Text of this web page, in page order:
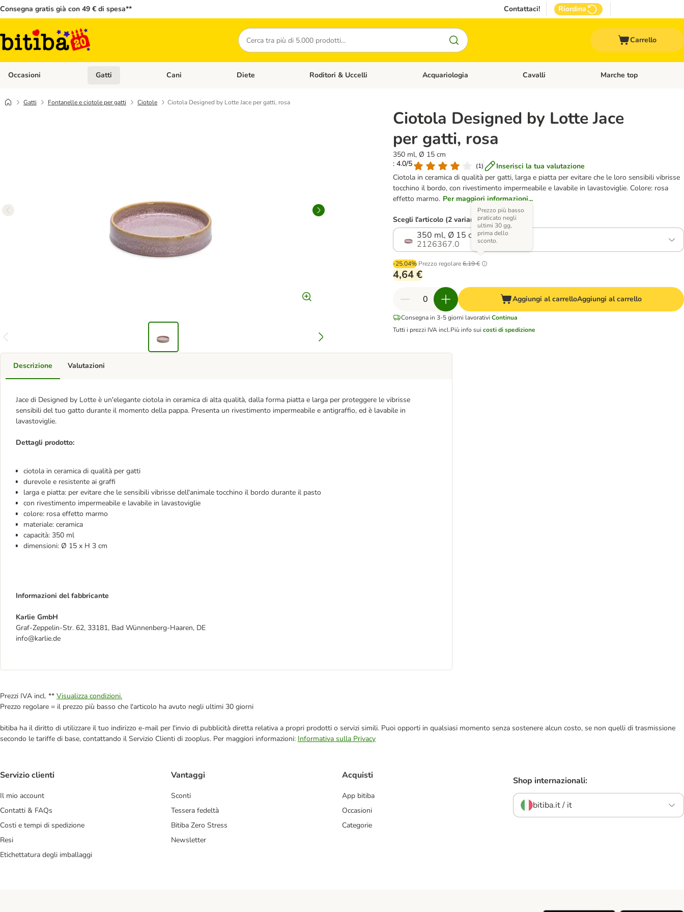
Consegna gratis già con 49 € di spesa** Contattaci! Riordina
Cerca
Carrello
Occasioni Apri Menù Categoria: Occasioni
Gatti Apri Menù Categoria: Gatti
Cani Apri Menù Categoria: Cani
Diete Apri Menù Categoria: Diete
Roditori & Uccelli Apri Menù Categoria: Roditori & Uccelli
Acquariologia Apri Menù Categoria: Acquariologia
Cavalli Apri Menù Categoria: Cavalli
Marche top
Gatti Fontanelle e ciotole per gatti Ciotole Ciotola Designed by Lotte Jace per gatti, rosa
Ciotola Designed by Lotte Jace
per gatti, rosa
350 ml, Ø 15 cm
: 4.0/5
(1)
Inserisci la tua valutazione
Ciotola in ceramica di qualità per gatti, larga e piatta per evitare che le loro sensibili vibrisse
tocchino il bordo, con rivestimento impermeabile e lavabile in lavastoviglie. Colore: rosa
effetto marmo. Per maggiori informazioni...
Scegli l'articolo (2 varianti)
350 ml, Ø 15 cm
2126367.0
-25.04% Prezzo regolare 6,19 €
Prezzo più basso
praticato negli
ultimi 30 gg,
prima dello
sconto.
4,64 €
Aggiungi al carrelloAggiungi al carrello
Consegna in 3-5 giorni lavorativi Continua
Tutti i prezzi IVA incl.Più info suicosti di spedizione
Descrizione
Jace di Designed by Lotte è un'elegante ciotola in ceramica di alta qualità, dalla forma piatta e larga per proteggere le vibrisse
sensibili del tuo gatto durante il momento della pappa. Presenta un rivestimento impermeabile e antigraffio, ed è lavabile in
lavastoviglie.
Dettagli prodotto:
ciotola in ceramica di qualità per gatti
durevole e resistente ai graffi
larga e piatta: per evitare che le sensibili vibrisse dell'animale tocchino il bordo durante il pasto
con rivestimento impermeabile e lavabile in lavastoviglie
colore: rosa effetto marmo
materiale: ceramica
capacità: 350 ml
dimensioni: Ø 15 x H 3 cm
Informazioni del fabbricante
Karlie GmbH
Graf-Zeppelin-Str. 62, 33181, Bad Wünnenberg-Haaren, DE
info@karlie.de
Valutazioni
Prezzi IVA incl. ** Visualizza condizioni.
Prezzo regolare = il prezzo più basso che l'articolo ha avuto negli ultimi 30 giorni
bitiba ha il diritto di utilizzare il tuo indirizzo e-mail per l'invio di pubblicità diretta relativa a propri prodotti o servizi simili. Puoi opporti in qualsiasi momento senza sostenere alcun costo, se non quelli di trasmissione
secondo le tariffe di base, contattando il Servizio Clienti di zooplus. Per maggiori informazioni: Informativa sulla Privacy
Servizio clienti
Il mio account
Contatti & FAQs
Costi e tempi di spedizione
Resi
Etichettatura degli imballaggi
Vantaggi
Sconti
Tessera fedeltà
Bitiba Zero Stress
Newsletter
Acquisti
App bitiba
Occasioni
Categorie
Shop internazionali:
bitiba.it / it